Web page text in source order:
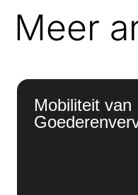
Meer
Mobiliteit van